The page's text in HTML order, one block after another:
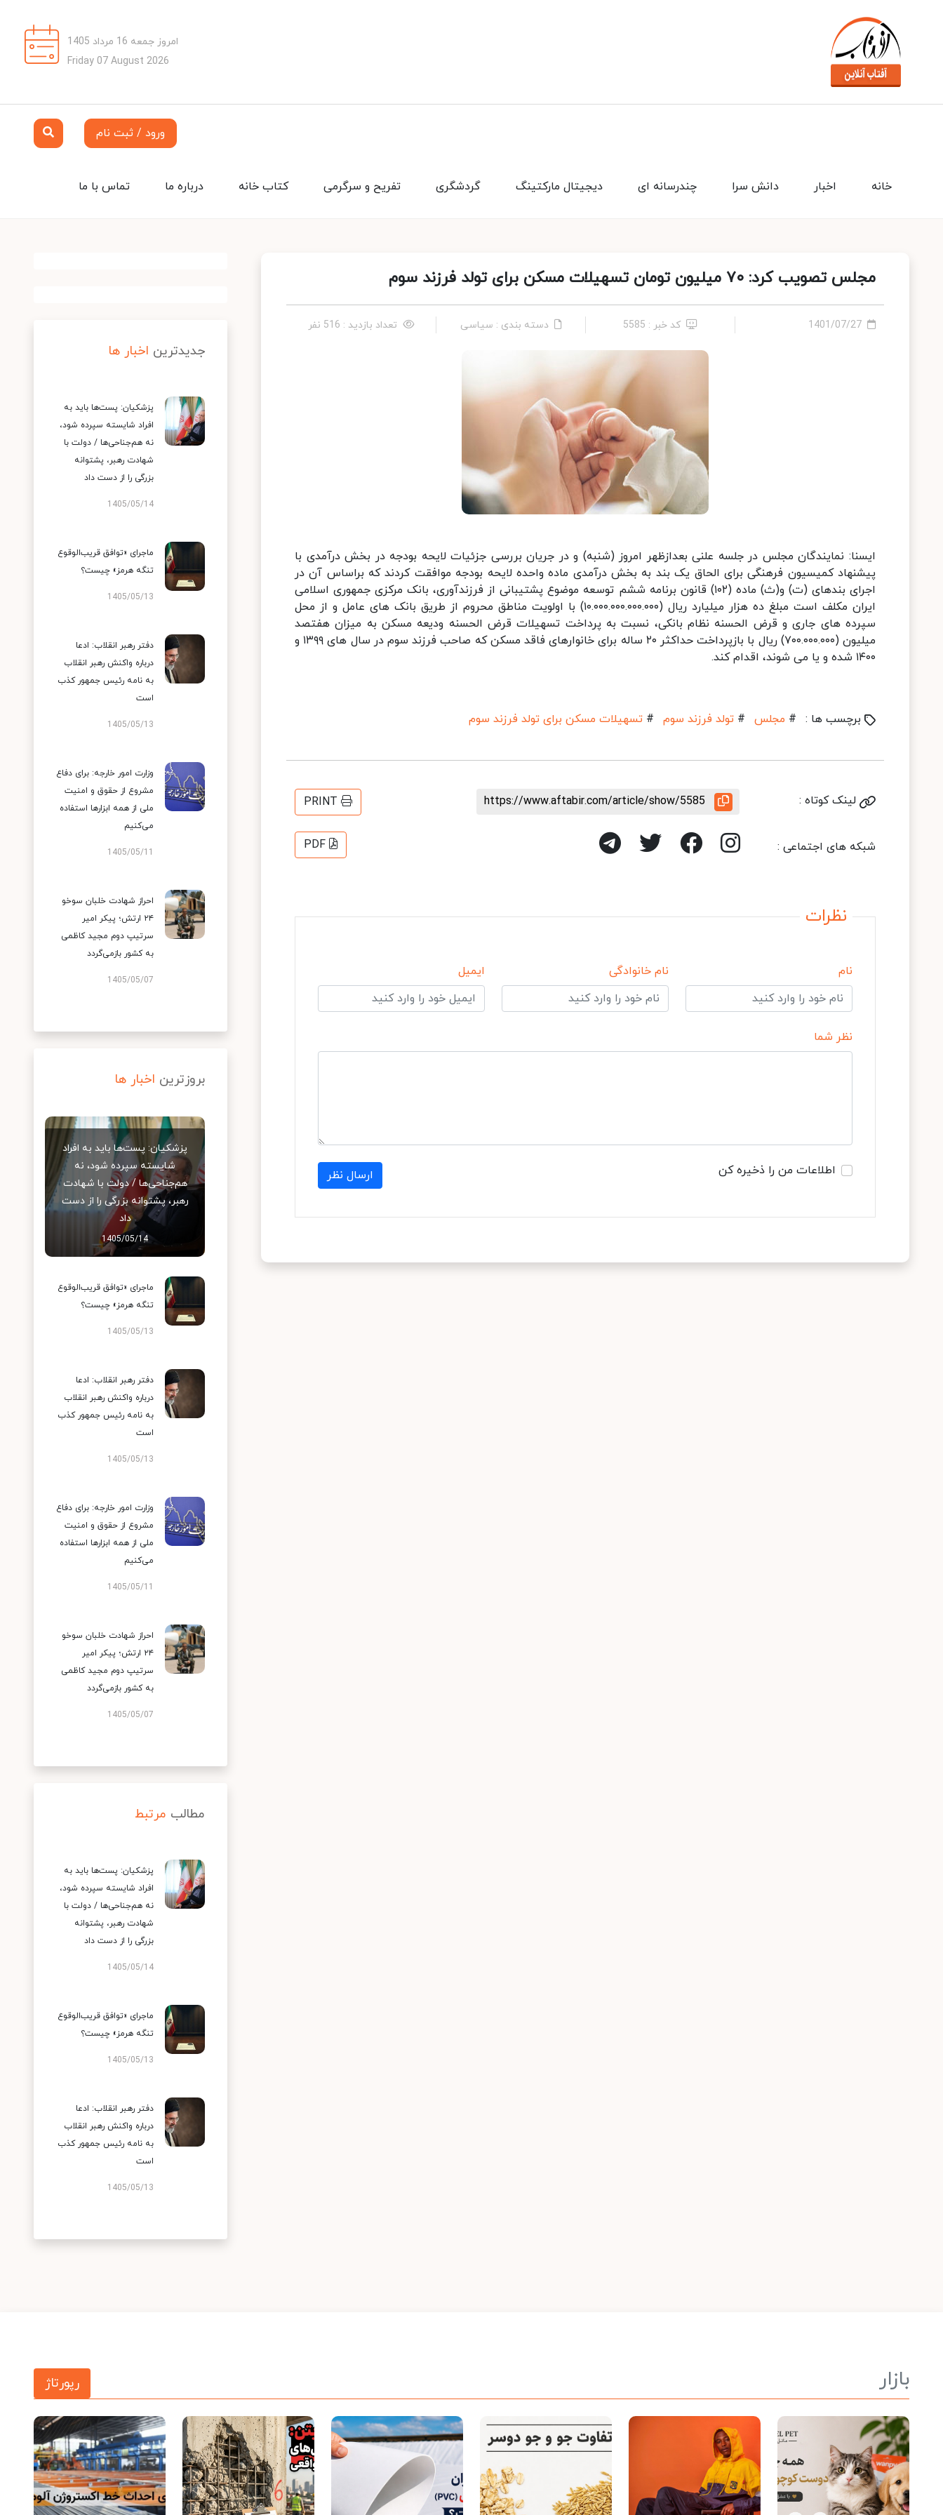
امروز جمعه 16 مرداد 1405
Friday 07 August 2026
ورود / ثبت نام
تماس با ما درباره ما کتاب خانه تفریح و سرگرمی گردشگری دیجیتال مارکتینگ چندرسانه ای دانش سرا اخبار خانه
مجلس تصویب کرد: ٧٠ میلیون تومان تسهیلات مسکن برای تولد فرزند سوم
1401/07/27 کد خبر : 5585 دسته بندی : سیاسی تعداد بازدید : 516 نفر
ایسنا: نمایندگان مجلس در جلسه علنی بعدازظهر امروز (شنبه) و در جریان بررسی جزئیات لایحه بودجه در بخش درآمدی با
پیشنهاد کمیسیون‌ فرهنگی برای الحاق یک بند به بخش درآمدی ماده واحده لایحه بودجه موافقت کردند که براساس آن در
اجرای بندهای (ت) و(ث) ماده (۱۰۲) قانون برنامه ششم توسعه موضوع پشتیبانی از فرزندآوری، بانک مرکزی جمهوری اسلامی
ایران مکلف است مبلغ ده هزار میلیارد ریال (۱۰.۰۰۰.۰۰۰.۰۰۰.۰۰۰) با اولویت مناطق محروم از طریق بانک های عامل و از محل
سپرده های جاری و قرض الحسنه نظام بانکی، نسبت به پرداخت تسهیلات قرض الحسنه ودیعه مسکن به میزان هفتصد
میلیون (۷۰۰.۰۰۰.۰۰۰) ریال با بازپرداخت حداکثر ۲۰ ساله برای خانوارهای فاقد مسکن که صاحب فرزند سوم در سال های ۱۳۹۹ و
۱۴۰۰ شده و یا می شوند، اقدام کند.
برچسب ها : # مجلس # تولد فرزند سوم # تسهیلات مسکن برای تولد فرزند سوم
لینک کوتاه : https://www.aftabir.com/article/show/5585
PRINT
شبکه های اجتماعی : PDF
نظرات
نام نام خانوادگی ایمیل
نظر شما
اطلاعات من را ذخیره کن ارسال نظر
جدیدترین اخبار ها
پزشکیان: پست‌ها باید به
افراد شایسته سپرده شود،
نه هم‌جناحی‌ها / دولت با
شهادت رهبر، پشتوانه
بزرگی را از دست داد
1405/05/14
ماجرای «توافق قریب‌الوقوع
تنگه هرمز» چیست؟
1405/05/13
دفتر رهبر انقلاب: ادعا
درباره واکنش رهبر انقلاب
به نامه رئیس جمهور کذب
است
1405/05/13
وزارت امور خارجه: برای دفاع
مشروع از حقوق و امنیت
ملی از همه ابزارها استفاده
می‌کنیم
1405/05/11
احراز شهادت خلبان سوخو
۲۴ ارتش؛ پیکر امیر
سرتیپ دوم مجید کاظمی
به کشور بازمی‌گردد
1405/05/07
بروزترین اخبار ها
پزشکیان: پست‌ها باید به افراد
شایسته سپرده شود، نه
هم‌جناحی‌ها / دولت با شهادت
رهبر، پشتوانه بزرگی را از دست
داد
1405/05/14
ماجرای «توافق قریب‌الوقوع
تنگه هرمز» چیست؟
1405/05/13
دفتر رهبر انقلاب: ادعا
درباره واکنش رهبر انقلاب
به نامه رئیس جمهور کذب
است
1405/05/13
وزارت امور خارجه: برای دفاع
مشروع از حقوق و امنیت
ملی از همه ابزارها استفاده
می‌کنیم
1405/05/11
احراز شهادت خلبان سوخو
۲۴ ارتش؛ پیکر امیر
سرتیپ دوم مجید کاظمی
به کشور بازمی‌گردد
1405/05/07
مطالب مرتبط
پزشکیان: پست‌ها باید به
افراد شایسته سپرده شود،
نه هم‌جناحی‌ها / دولت با
شهادت رهبر، پشتوانه
بزرگی را از دست داد
1405/05/14
ماجرای «توافق قریب‌الوقوع
تنگه هرمز» چیست؟
1405/05/13
دفتر رهبر انقلاب: ادعا
درباره واکنش رهبر انقلاب
به نامه رئیس جمهور کذب
است
1405/05/13
بازار رپورتاژ